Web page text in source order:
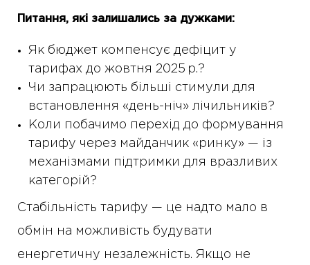
Питання, які залишались за дужками:
Як бюджет компенсує дефіцит у
тарифах до жовтня 2025 р.?
Чи запрацюють більші стимули для
встановлення «день-ніч» лічильників?
Коли побачимо перехід до формування
тарифу через майданчик «ринку» — із
механізмами підтримки для вразливих
категорій?
Стабільність тарифу — це надто мало в
обмін на можливість будувати
енергетичну незалежність. Якщо не